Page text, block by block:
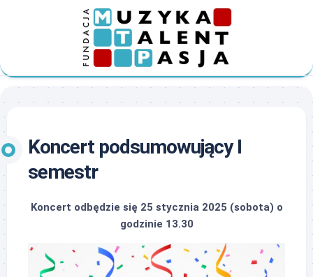
Koncert podsumowujący I
semestr
Koncert odbędzie się 25 stycznia 2025 (sobota) o
godzinie 13.30